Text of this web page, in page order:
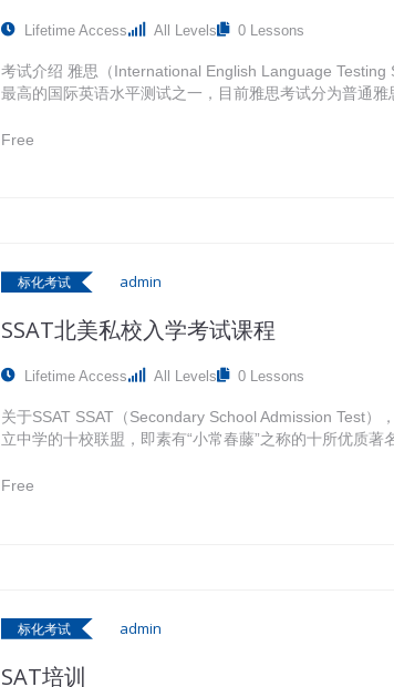
Lifetime Access All Levels 0 Lessons
考试介绍 雅思（International English Language
最高的国际英语水平测试之一，目前雅思考试分为普通
45分钟，考试包括四个部分，依次为听力、阅读、写作
Free
标化考试 admin
SSAT北美私校入学考试课程
Lifetime Access All Levels 0 Lessons
关于SSAT SSAT（Secondary School Admission Test
立中学的十校联盟，即素有“小常春藤”之称的十所优质
Free
标化考试 admin
SAT培训